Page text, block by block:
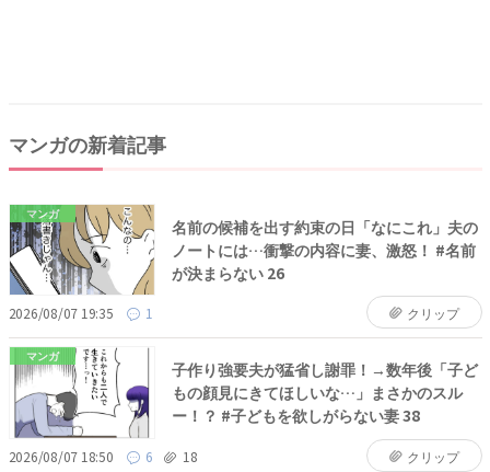
マンガの新着記事
マンガ
名前の候補を出す約束の日「なにこれ」夫の
ノートには…衝撃の内容に妻、激怒！ #名前
が決まらない 26
2026/08/07 19:35 1 クリップ
マンガ
子作り強要夫が猛省し謝罪！→数年後「子ど
もの顔見にきてほしいな…」まさかのスル
ー！？ #子どもを欲しがらない妻 38
2026/08/07 18:50 6 18 クリップ